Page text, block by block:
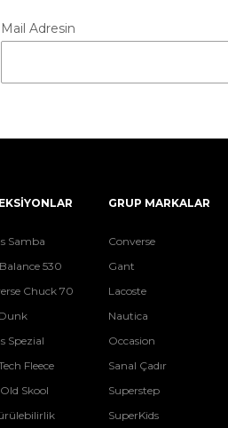
Mail Adresin
Samba
530
Chuck 70
Spezial
Fleece
Skool
GRUP MARKALAR
Converse
Gant
Lacoste
Nautica
Occasion
Sanal Çadır
Superstep
SuperKids